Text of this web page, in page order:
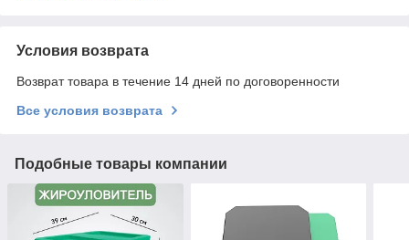
Условия возврата
Возврат товара в течение 14 дней по договоренности
Все условия возврата
Подобные товары компании